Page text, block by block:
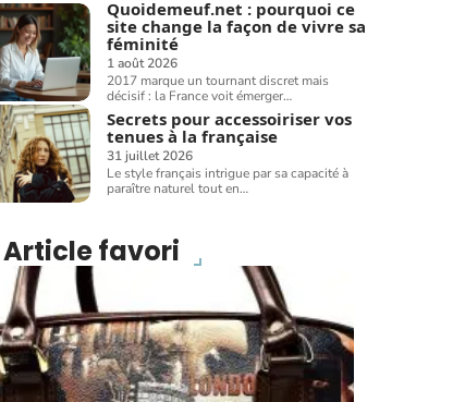
Quoidemeuf.net : pourquoi ce
site change la façon de vivre sa
féminité
1 août 2026
2017 marque un tournant discret mais
décisif : la France voit émerger…
Secrets pour accessoiriser vos
tenues à la française
31 juillet 2026
Le style français intrigue par sa capacité à
paraître naturel tout en…
Article favori